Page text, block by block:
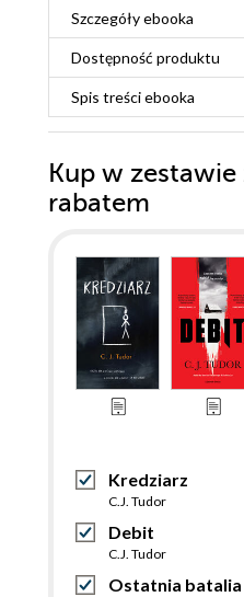
Szczegółyebooka
Dostępność produktu
Spis treściebooka
Kup w
rabatem
Kredziarz
C.J. Tudor
Debit
C.J. Tudor
Ostatnia batalia